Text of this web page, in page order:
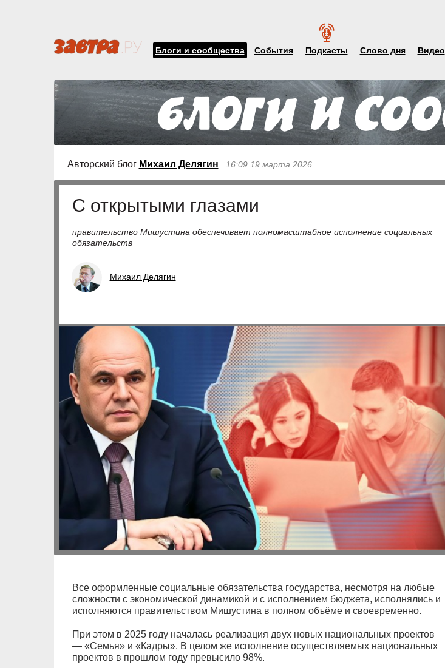
Блоги и сообщества События Подкасты Слово дня Видео
Авторский блог Михаил Делягин 16:09 19 марта 2026
С открытыми глазами
правительство Мишустина обеспечивает полномасштабное исполнение социальных
обязательств
Михаил Делягин
Все оформленные социальные обязательства государства, несмотря на любые
сложности с экономической динамикой и с исполнением бюджета, исполнялись и
исполняются правительством Мишустина в полном объёме и своевременно.
При этом в 2025 году началась реализация двух новых национальных проектов
— «Семья» и «Кадры». В целом же исполнение осуществляемых национальных
проектов в прошлом году превысило 98%.